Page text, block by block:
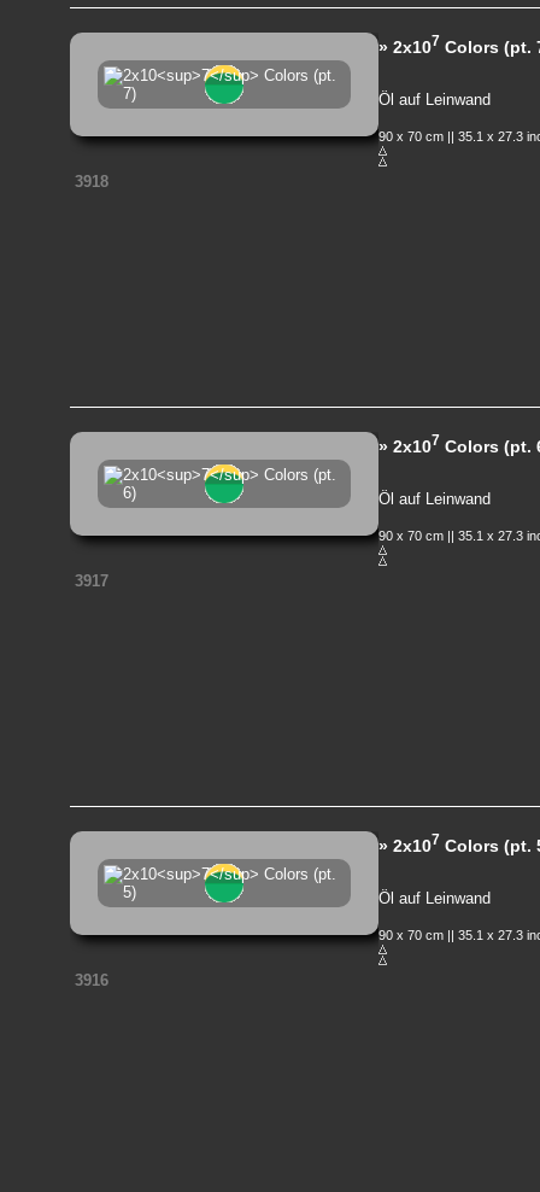
3918
» 2x107 Colors (pt.
Öl auf Leinwand
90 x 70 cm || 35.1 x 27.3
3917
» 2x107 Colors (pt.
Öl auf Leinwand
90 x 70 cm || 35.1 x 27.3
3916
» 2x107 Colors (pt.
Öl auf Leinwand
90 x 70 cm || 35.1 x 27.3